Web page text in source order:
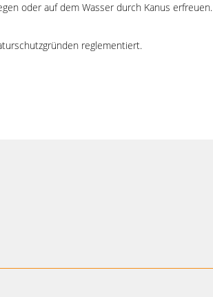
oder auf dem Wasser durch Kanus erfreuen.
reglementiert.